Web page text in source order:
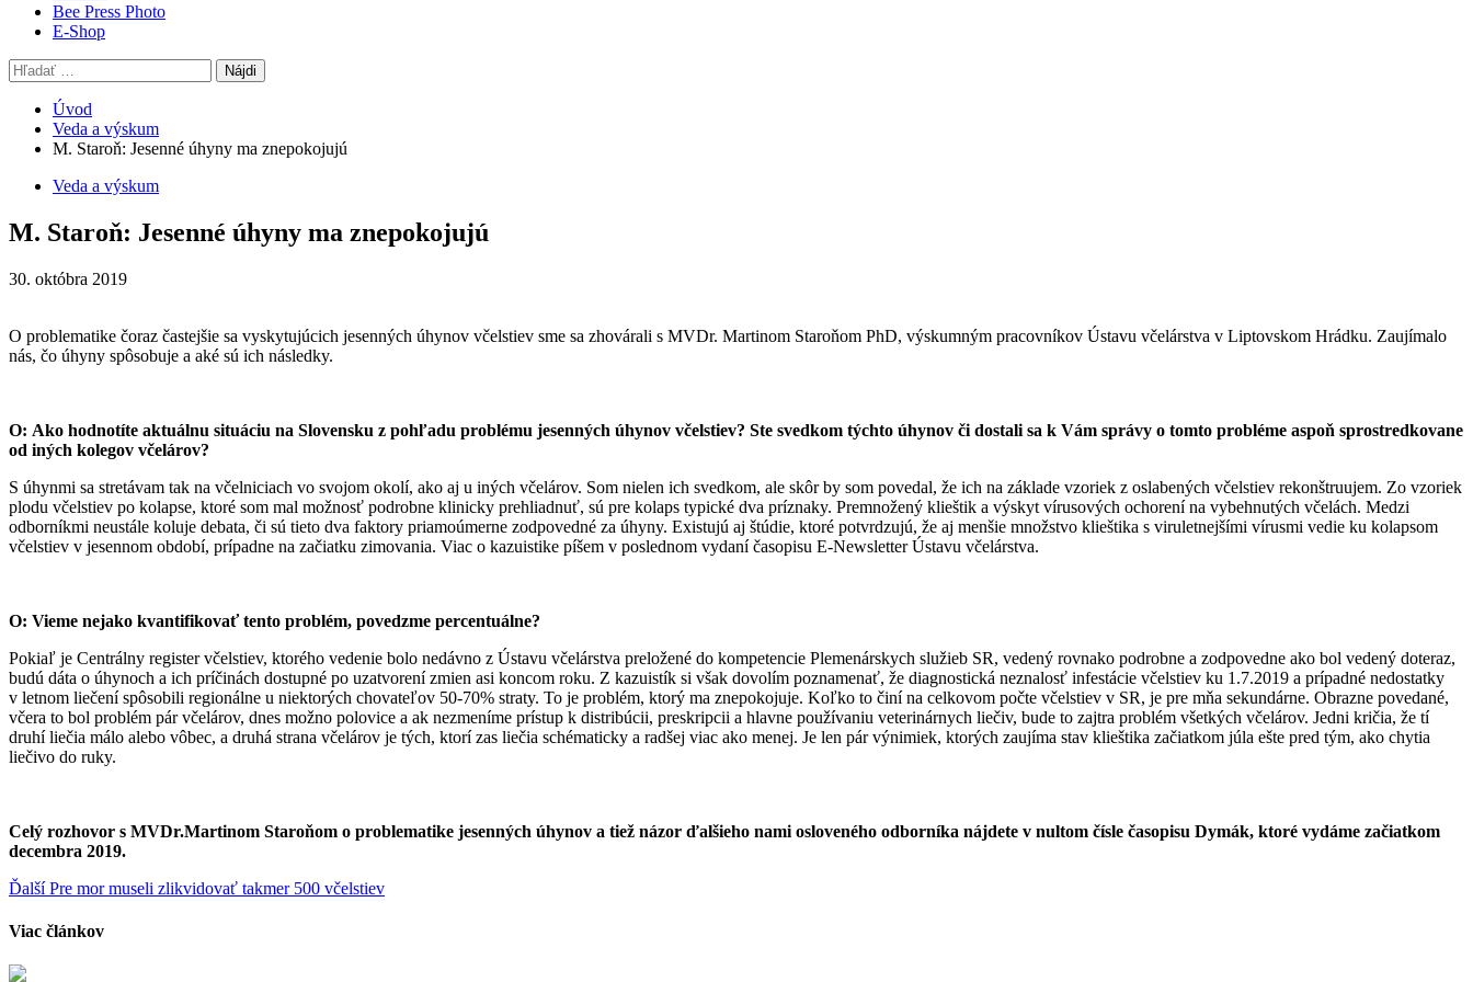
Bee Press Photo
E-Shop
Hľadať:
Úvod
Veda a výskum
M. Staroň: Jesenné úhyny ma znepokojujú
Veda a výskum
M. Staroň: Jesenné úhyny ma znepokojujú
30. októbra 2019
O problematike čoraz častejšie sa vyskytujúcich jesenných úhynov včelstiev sme sa zhovárali s MVDr. Martinom Staroňom PhD, výskumným pracovníkov Ústavu včelárstva v Liptovskom Hrádku. Zaujímalo
nás, čo úhyny spôsobuje a aké sú ich následky.
O: Ako hodnotíte aktuálnu situáciu na Slovensku z pohľadu problému jesenných úhynov včelstiev? Ste svedkom týchto úhynov či dostali sa k Vám správy o tomto probléme aspoň sprostredkovane
od iných kolegov včelárov?
S úhynmi sa stretávam tak na včelniciach vo svojom okolí, ako aj u iných včelárov. Som nielen ich svedkom, ale skôr by som povedal, že ich na základe vzoriek z oslabených včelstiev rekonštruujem. Zo vzoriek
plodu včelstiev po kolapse, ktoré som mal možnosť podrobne klinicky prehliadnuť, sú pre kolaps typické dva príznaky. Premnožený klieštik a výskyt vírusových ochorení na vybehnutých včelách. Medzi
odborníkmi neustále koluje debata, či sú tieto dva faktory priamoúmerne zodpovedné za úhyny. Existujú aj štúdie, ktoré potvrdzujú, že aj menšie množstvo klieštika s viruletnejšími vírusmi vedie ku kolapsom
včelstiev v jesennom období, prípadne na začiatku zimovania. Viac o kazuistike píšem v poslednom vydaní časopisu E-Newsletter Ústavu včelárstva.
O: Vieme nejako kvantifikovať tento problém, povedzme percentuálne?
Pokiaľ je Centrálny register včelstiev, ktorého vedenie bolo nedávno z Ústavu včelárstva preložené do kompetencie Plemenárskych služieb SR, vedený rovnako podrobne a zodpovedne ako bol vedený doteraz,
budú dáta o úhynoch a ich príčinách dostupné po uzatvorení zmien asi koncom roku. Z kazuistík si však dovolím poznamenať, že diagnostická neznalosť infestácie včelstiev ku 1.7.2019 a prípadné nedostatky
v letnom liečení spôsobili regionálne u niektorých chovateľov 50-70% straty. To je problém, ktorý ma znepokojuje. Koľko to činí na celkovom počte včelstiev v SR, je pre mňa sekundárne. Obrazne povedané,
včera to bol problém pár včelárov, dnes možno polovice a ak nezmeníme prístup k distribúcii, preskripcii a hlavne používaniu veterinárnych liečiv, bude to zajtra problém všetkých včelárov. Jedni kričia, že tí
druhí liečia málo alebo vôbec, a druhá strana včelárov je tých, ktorí zas liečia schématicky a radšej viac ako menej. Je len pár výnimiek, ktorých zaujíma stav klieštika začiatkom júla ešte pred tým, ako chytia
liečivo do ruky.
Celý rozhovor s MVDr.Martinom Staroňom o problematike jesenných úhynov a tiež názor ďalšieho nami osloveného odborníka nájdete v nultom čísle časopisu Dymák, ktoré vydáme začiatkom
decembra 2019.
Continue
Reading
ĎalšíPre mor museli zlikvidovať takmer 500 včelstiev
Viac článkov